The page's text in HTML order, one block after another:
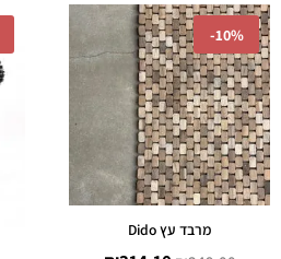
10%
-
מרבד עץ Dido
המחיר
המקורי
היה:
₪349.00.
המחיר
הנוכחי
הוא:
₪314.10.